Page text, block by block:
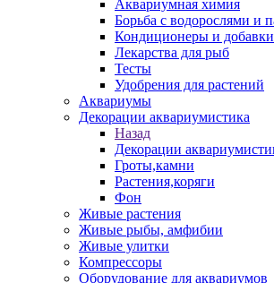
Аквариумная химия
Борьба с водорослями и
Кондиционеры и добавки
Лекарства для рыб
Тесты
Удобрения для растений
Аквариумы
Декорации аквариумистика
Назад
Декорации
Гроты,камни
Растения,коряги
Фон
Живые растения
Живые рыбы, амфибии
Живые улитки
Компрессоры
Оборудование для аквариумов